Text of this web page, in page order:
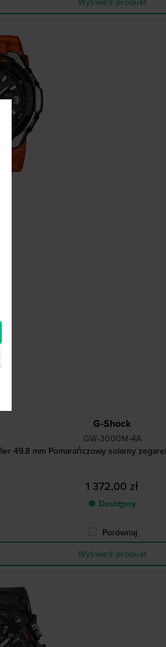
G-Shock
GW-3000M-4A
49.8 mm Pomarańczowy solarny
1 372,00 zł
● Dostępny
Porównaj
Wyświetl produkt